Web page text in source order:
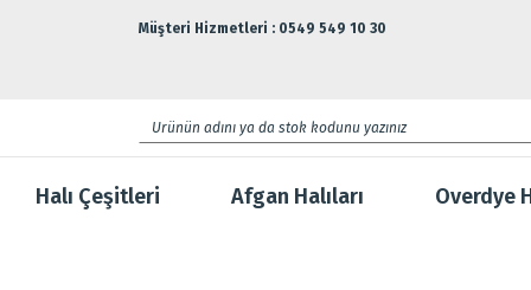
Müşteri Hizmetleri : 0549 549 10 30
Halı Çeşitleri Afgan Halıları Overdye